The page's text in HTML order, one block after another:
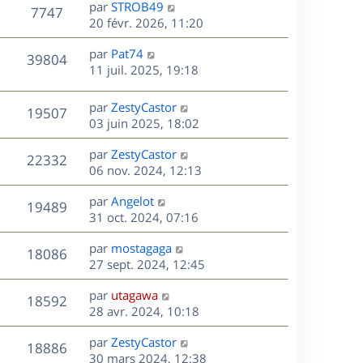
n
i
e
r
m
e
s
s
a
g
e
7747V
u
e
D
e
r
n
i
e
r
m
e
s
s
a
g
e
par STROB49
20 févr. 2026, 11:20
39804V
u
e
D
e
n
i
e
r
m
e
s
s
a
g
e
par Pat74
11 juil. 2025, 19:18
19507V
u
e
s
D
e
r
n
i
e
r
m
e
s
s
a
g
e
par ZestyCastor
03 juin 2025, 18:02
22332V
u
D
e
r
n
i
e
r
m
e
s
s
a
g
par ZestyCastor
06 nov. 2024, 12:13
19489V
u
e
s
D
e
r
n
i
e
r
m
e
s
par Angelot
31 oct. 2024, 07:16
18086V
u
e
D
e
r
n
i
e
r
par mostagaga
27 sept. 2024, 12:45
18592V
u
e
D
e
r
n
i
par utagawa
28 avr. 2024, 10:18
18886V
D
e
par ZestyCastor
30 mars 2024, 12:38